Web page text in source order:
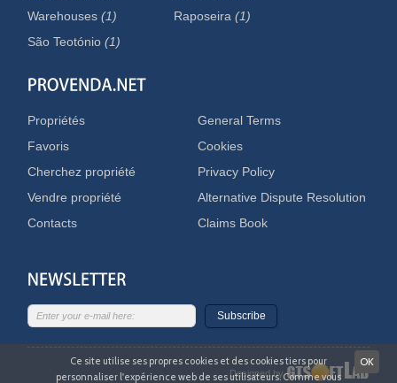
Warehouses(1)
Raposeira(1)
São Teotónio(1)
Propriétés
Favoris
Cherchez propriété
Vendre propriété
Contacts
General Terms
Cookies
Privacy Policy
Alternative Dispute Resolution
Claims Book
Subscribe
Designed by
OK
Ce site utilise ses propres cookies et des cookies tiers pour
personnaliser l'expérience web de ses utilisateurs. Comme vous